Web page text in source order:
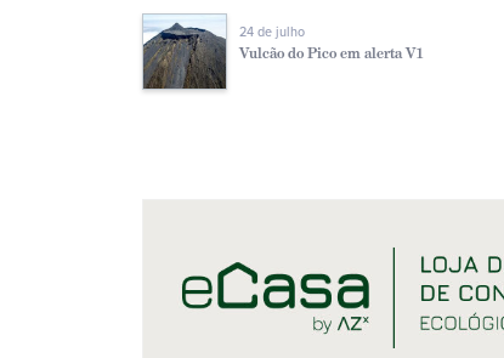
24 de julho
Vulcão do Pico em alerta V1